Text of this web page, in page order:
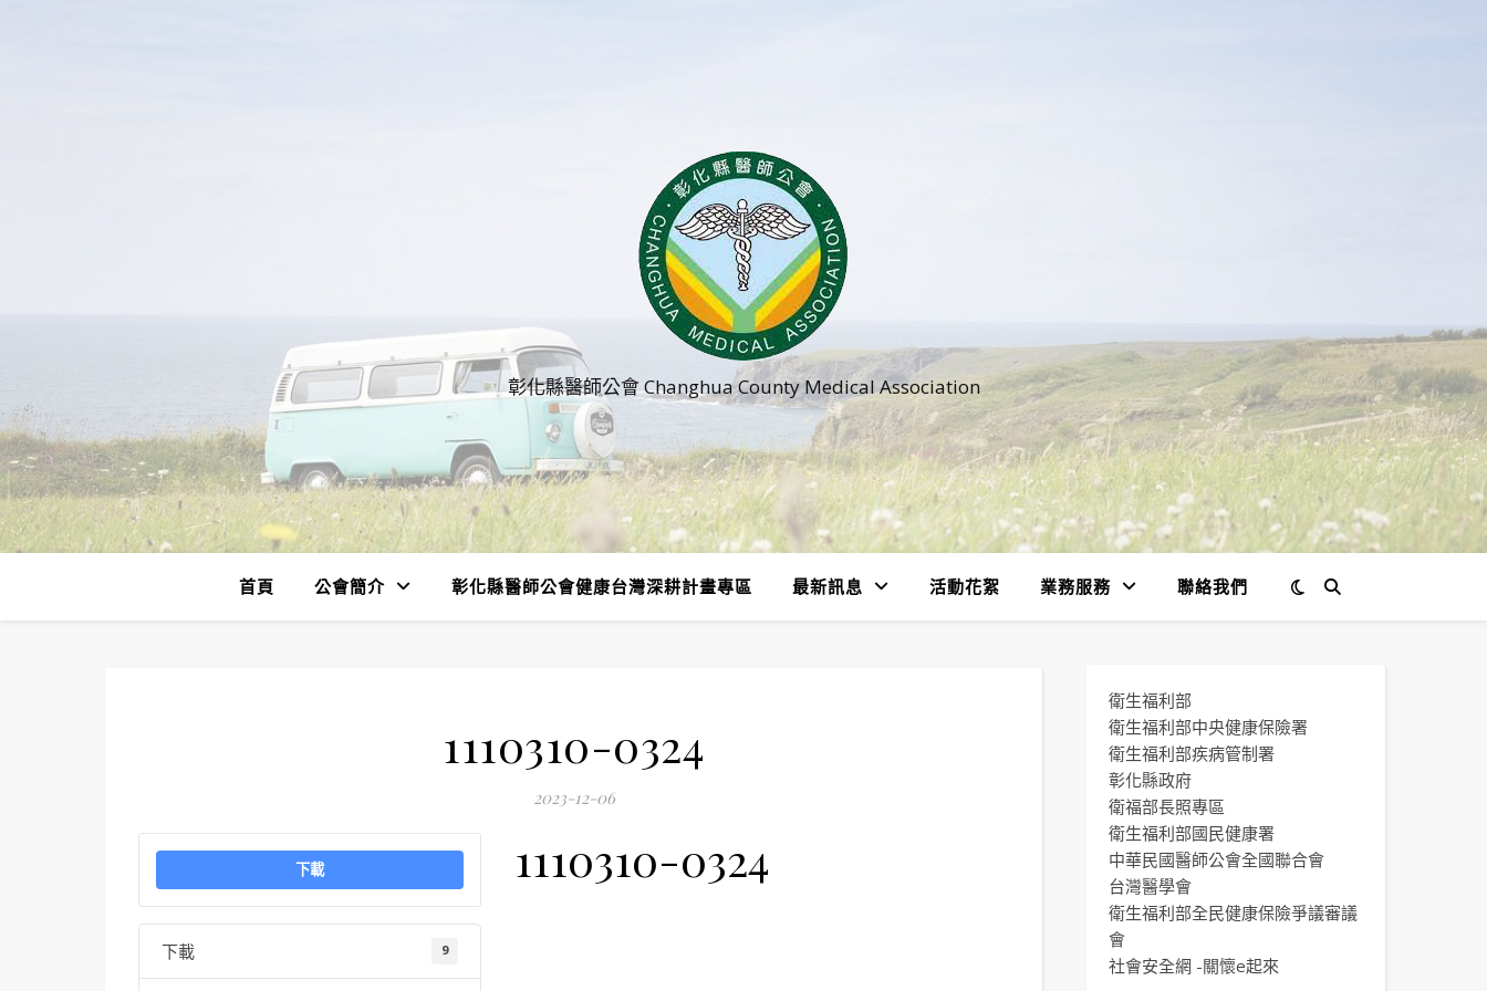
彰化縣醫師公會 Changhua County Medical Association
首頁 公會簡介 彰化縣醫師公會健康台灣深耕計畫專區 最新訊息 活動花絮 業務服務 聯絡我們
1110310-0324
2023-12-06
下載
下載 9
1110310-0324
衛生福利部
衛生福利部中央健康保險署
衛生福利部疾病管制署
彰化縣政府
衛福部長照專區
衛生福利部國民健康署
中華民國醫師公會全國聯合會
台灣醫學會
衛生福利部全民健康保險爭議審議
會
社會安全網 -關懷e起來